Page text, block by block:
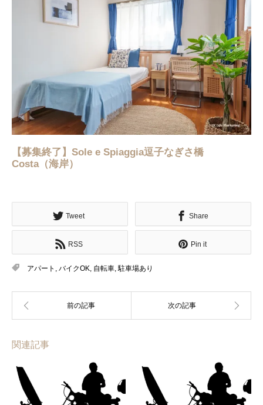
【募集終了】Sole e Spiaggia逗子なぎさ橋
Costa（海岸）
Tweet Share
RSS Pin it
アパート , バイクOK, 自転車,駐車場あり
関連記事